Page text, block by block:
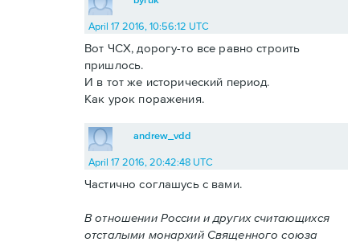
April 17 2016, 10:56:12 UTC
Вот ЧСХ, дорогу-то все равно строить
пришлось.
И в тот же исторический период.
Как урок поражения.
andrew_vdd
April 17 2016, 20:42:48 UTC
Частично соглашусь с вами.
В отношении России и других считающихся
отсталыми монархий Священного союза